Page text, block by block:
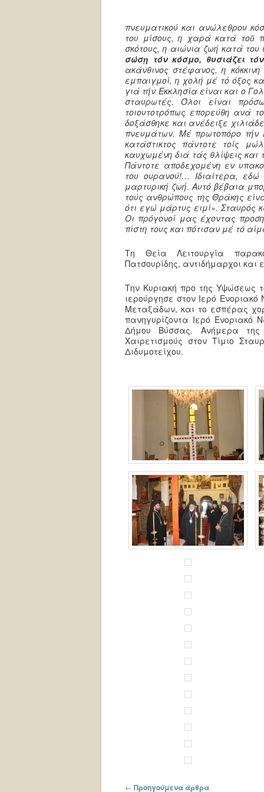
πνευματικού και ανώλεθρου
του μίσους, η χαρά κατά τοῦ
σκότους, η αιώνια ζωή κατά
σώσῃ τόν κόσμο, θυσιάζει
ακάνθινος στέφανος, η
εμπαιγμοί, η χολή μέ τό όξος
γιά τήν Εκκλησία είναι και ο
σταυρωτές. Όλοι είναι
τοιουτοτρόπως επορεύθη ανά
δοξάσθηκε και ανέδειξε
πνευμάτων. Μέ πρωτοπόρο τήν
κατάστικτος πάντοτε τοίς
καυχωμένη διά τάς θλίψεις
Πάντοτε αποδεχομένη εν
του ουρανού!… Ιδιαίτερα,
μαρτυρική ζωή. Αυτό βέβαια
τούς ανθρώπους της Θράκης
ότι εγώ μάρτυς ειμί». Σταυρός
Οι πρόγονοί μας έχοντας
πίστη τους και πότισαν μέ τό
Τη Θεία Λειτουργία
Πατσουρίδης, αντιδήμαρχοι
Την Κυριακή προ της Υψώσεως
ιερούργησε στον Ιερό
Μεταξάδων, και το εσπέρας
πανηγυρίζοντα Ιερό Ενοριακό
Δήμου Βύσσας. Ανήμερα
Χαιρετισμούς στον Τίμιο
Διδυμοτείχου.
Πλοήγηση στα άρθρα
← Προηγούμενα άρθρα